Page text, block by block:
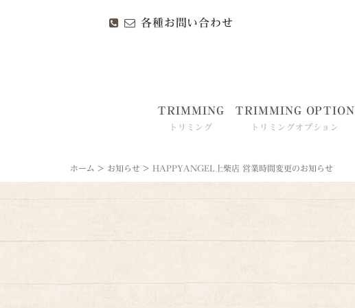
各種お問い合わせ
TRIMMING
トリミング
TRIMMING OPTION
トリミングオプション
ホーム > お知らせ > HAPPYANGEL上柴店 営業時間変更のお知らせ